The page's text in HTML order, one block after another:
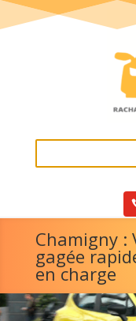
Chamigny :
gagée
en charge